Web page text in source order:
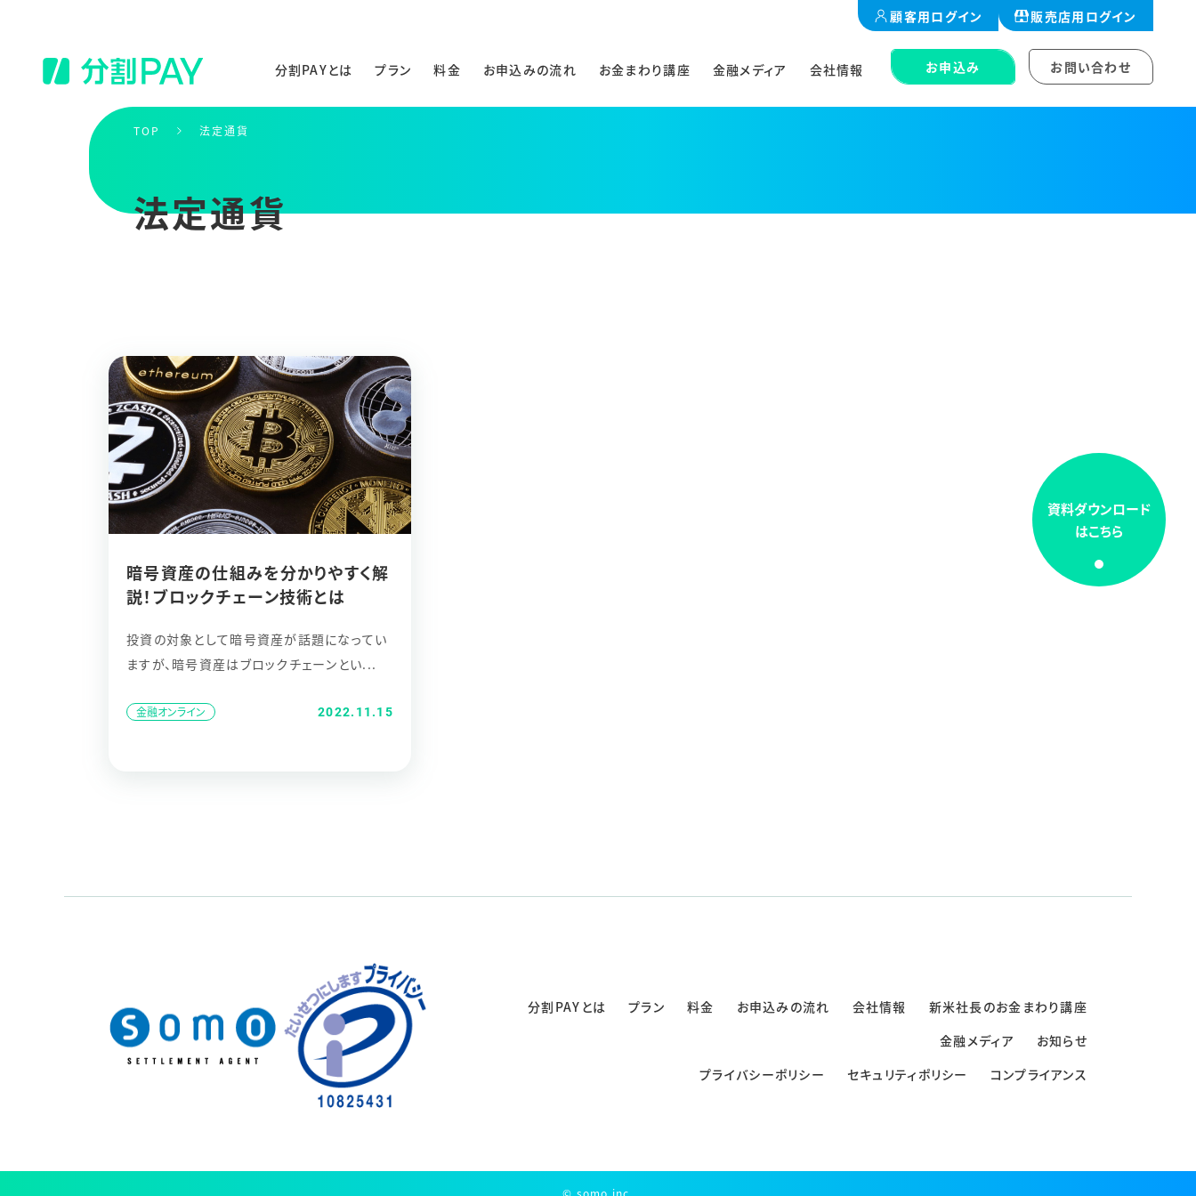
分割PAYとは プラン 料金 お申込みの流れ お金まわり講座 金融メディア 会社情報 お申込み お問い合わせ
顧客用ログイン 販売店用 ログイン
TOP 法定通貨
法定通貨
暗号資産の仕組みを分かりやすく解
説！ブロックチェーン技術とは
投資の対象として暗号資産が話題になってい
ますが、暗号資産はブロックチェーンとい...
金融オンライン 2022.11.15
分割PAYとは プラン 料金 お申込みの流れ 会社情報
新米社長のお金まわり講座
金融メディア
お知らせ
プライバシーポリシー
セキュリティポリシー コンプライアンス
資料ダウンロード
はこちら